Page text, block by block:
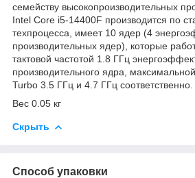
семейству высокопроизводительных
Intel Core i5-14400F производится по
техпроцесса, имеет 10 ядер (4
производительных ядер), которые
тактовой частотой 1.8 ГГц
производительного ядра,
Turbo 3.5 ГГц и 4.7 ГГц соответственно.
Вес 0.05 кг
Скрыть
Способ упаковки